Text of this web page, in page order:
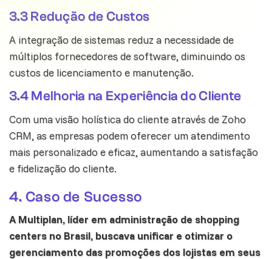
3.3 Redução de Custos
A integração de sistemas reduz a necessidade de
múltiplos fornecedores de software, diminuindo os
custos de licenciamento e manutenção.
3.4 Melhoria na Experiência do Cliente
Com uma visão holística do cliente através de Zoho
CRM, as empresas podem oferecer um atendimento
mais personalizado e eficaz, aumentando a satisfação
e fidelização do cliente.
4. Caso de Sucesso
A Multiplan, líder em administração de shopping
centers no Brasil, buscava unificar e otimizar o
gerenciamento das promoções dos lojistas em seus